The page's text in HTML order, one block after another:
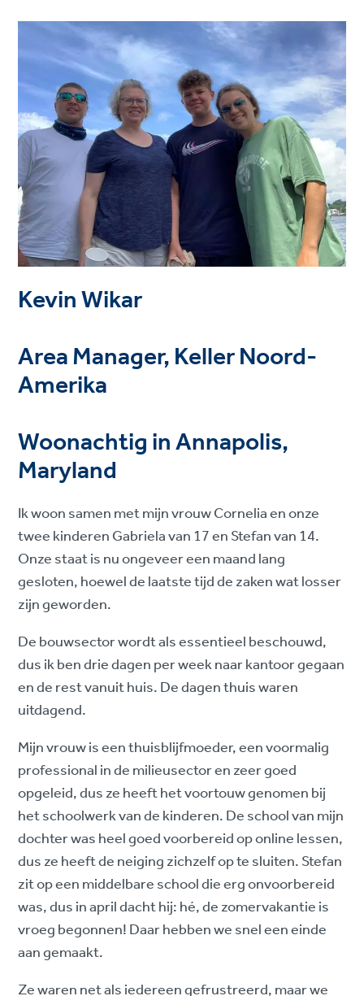
Kevin Wikar
Area Manager, Keller Noord-
Amerika
Woonachtig in Annapolis,
Maryland
Ik woon samen met mijn vrouw Cornelia en onze
twee kinderen Gabriela van 17 en Stefan van 14.
Onze staat is nu ongeveer een maand lang
gesloten, hoewel de laatste tijd de zaken wat losser
zijn geworden.
De bouwsector wordt als essentieel beschouwd,
dus ik ben drie dagen per week naar kantoor gegaan
en de rest vanuit huis. De dagen thuis waren
uitdagend.
Mijn vrouw is een thuisblijfmoeder, een voormalig
professional in de milieusector en zeer goed
opgeleid, dus ze heeft het voortouw genomen bij
het schoolwerk van de kinderen. De school van mijn
dochter was heel goed voorbereid op online lessen,
dus ze heeft de neiging zichzelf op te sluiten. Stefan
zit op een middelbare school die erg onvoorbereid
was, dus in april dacht hij: hé, de zomervakantie is
vroeg begonnen! Daar hebben we snel een einde
aan gemaakt.